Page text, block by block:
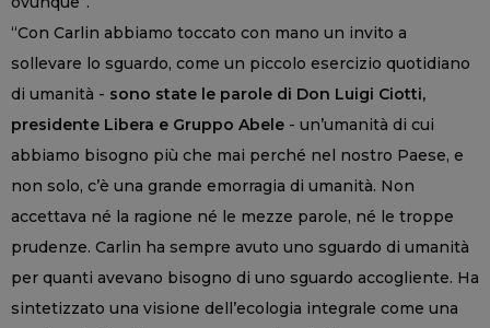
“Con Carlin abbiamo toccato con mano un invito a
sollevare lo sguardo, come un piccolo esercizio quotidiano
di umanità - sono state le parole di Don Luigi Ciotti,
presidente Libera e Gruppo Abele - un’umanità di cui
abbiamo bisogno più che mai perché nel nostro Paese, e
non solo, c’è una grande emorragia di umanità. Non
accettava né la ragione né le mezze parole, né le troppe
prudenze. Carlin ha sempre avuto uno sguardo di umanità
per quanti avevano bisogno di uno sguardo accogliente. Ha
sintetizzato una visione dell’ecologia integrale come una